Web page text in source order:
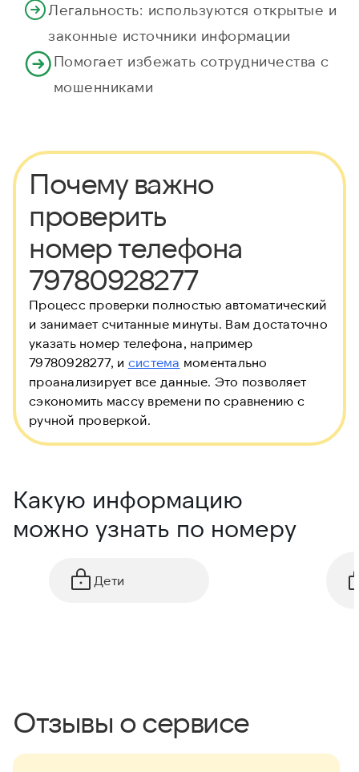
Легальность: используются открытые и
законные источники информации
Помогает избежать сотрудничества с
мошенниками
Почему важно
проверить
номер телефона
79780928277
Процесс проверки полностью автоматический
и занимает считанные минуты. Вам достаточно
указать номер телефона, например
79780928277, и система моментально
проанализирует все данные. Это позволяет
сэкономить массу времени по сравнению с
ручной проверкой.
Какую информацию
можно узнать по номеру
Дети
Отзывы о сервисе